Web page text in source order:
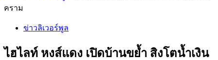
คราม
ข่าวลิเวอร์พูล
ไฮไลท์ หงส์แดง เปิดบ้านขย้ำ สิงโตน้ำเงิน